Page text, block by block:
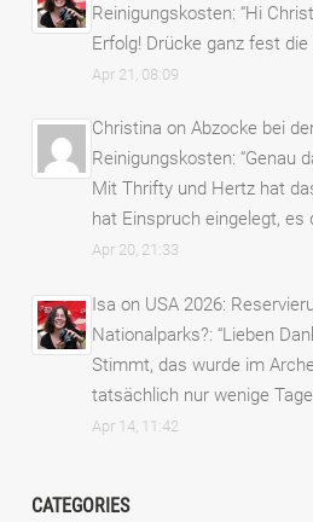
Reinigungskosten: “Hi
Erfolg! Drücke ganz fest die
Apr 21, 08:09
Christina onAbzocke bei
Reinigungskosten: “Genau
Mit Thrifty und Hertz hat
hat Einspruch eingelegt, es
Apr 20, 21:33
Isa on USA 2026:
Nationalparks?: “Lieben
Stimmt, das wurde im
tatsächlich nur wenige
Apr 14, 11:42
CATEGORIES